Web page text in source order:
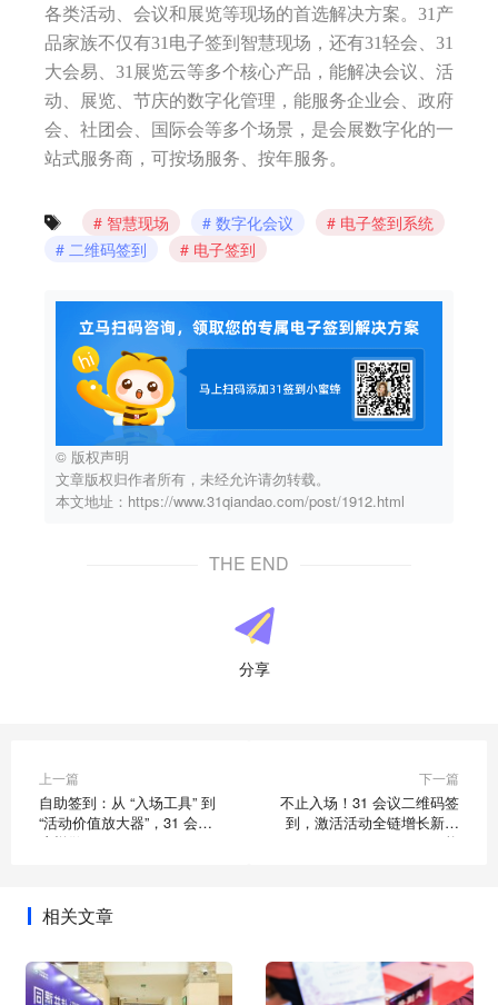
各类活动、会议和展览等现场的首选解决方案。31产
品家族不仅有31电子签到智慧现场，还有31轻会、31
大会易、31展览云等多个核心产品，能解决会议、活
动、展览、节庆的数字化管理，能服务企业会、政府
会、社团会、国际会等多个场景，是会展数字化的一
站式服务商，可按场服务、按年服务。
智慧现场 数字化会议
电子签到系统
二维码签到
电子签到
© 版权声明
文章版权归作者所有，未经允许请勿转载。
本文地址：https://www.31qiandao.com/post/1912.html
THE END
分享
上一篇
自助签到：从 “入场工具” 到
“活动价值放大器”，31 会议
这样做
下一篇
不止入场！31 会议二维码签
到，激活活动全链增长新动
能
相关文章